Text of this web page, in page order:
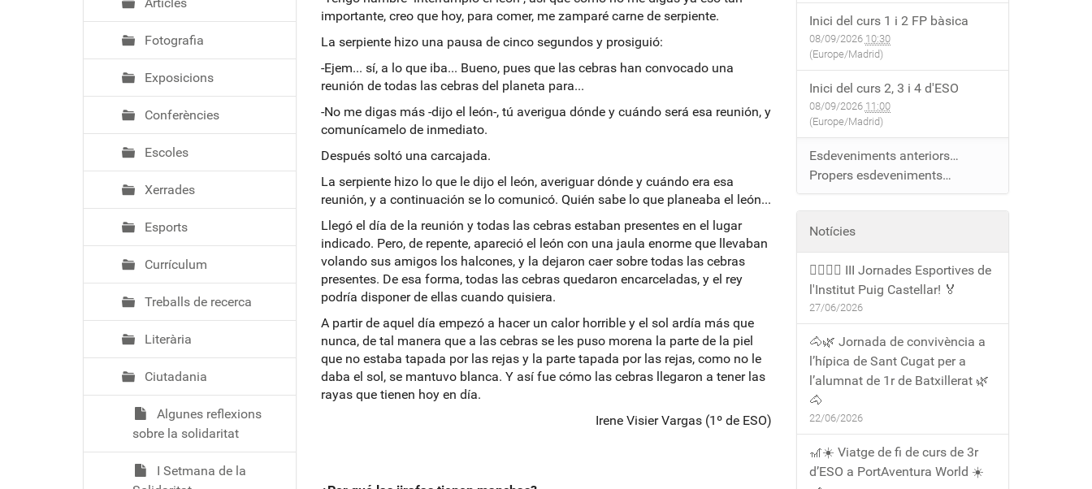
importante, creo que hoy, para comer, me zamparé carne de serpiente.
La serpiente hizo una pausa de cinco segundos y prosiguió:
-Ejem... sí, a lo que iba... Bueno, pues que las cebras han convocado una
reunión de todas las cebras del planeta para...
-No me digas más -dijo el león-, tú averigua dónde y cuándo será esa reunión, y
comunícamelo de inmediato.
Después soltó una carcajada.
La serpiente hizo lo que le dijo el león, averiguar dónde y cuándo era esa
reunión, y a continuación se lo comunicó. Quién sabe lo que planeaba el león...
Llegó el día de la reunión y todas las cebras estaban presentes en el lugar
indicado. Pero, de repente, apareció el león con una jaula enorme que llevaban
volando sus amigos los halcones, y la dejaron caer sobre todas las cebras
presentes. De esa forma, todas las cebras quedaron encarceladas, y el rey
podría disponer de ellas cuando quisiera.
A partir de aquel día empezó a hacer un calor horrible y el sol ardía más que
nunca, de tal manera que a las cebras se les puso morena la parte de la piel
que no estaba tapada por las rejas y la parte tapada por las rejas, como no le
daba el sol, se mantuvo blanca. Y así fue cómo las cebras llegaron a tener las
rayas que tienen hoy en día.
Irene Visier Vargas (1º de ESO)
Fotografia
Exposicions
Conferències
Escoles
Xerrades
Esports
Currículum
Treballs de recerca
Literària
Ciutadania
Algunes reflexions
sobre la solidaritat
I Setmana de la
Inici del curs 1 i 2 FP bàsica
08/09/2026 10:30
(Europe/Madrid)
Inici del curs 2, 3 i 4 d'ESO
08/09/2026 11:00
(Europe/Madrid)
Esdeveniments anteriors…
Propers esdeveniments…
Notícies
🏃‍♀️🏃‍♂️ III Jornades Esportives de
l'Institut Puig Castellar! 🏅
27/06/2026
🐴🌿 Jornada de convivència a
l’hípica de Sant Cugat per a
l’alumnat de 1r de Batxillerat 🌿
🐴
22/06/2026
🎢☀️ Viatge de fi de curs de 3r
d’ESO a PortAventura World ☀️